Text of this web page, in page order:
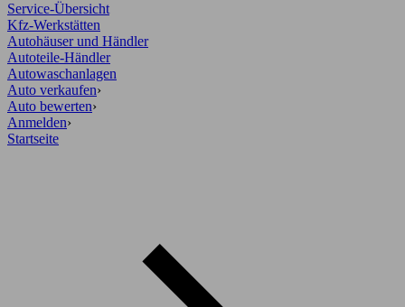
Service-Übersicht
Kfz-Werkstätten
Autohäuser und Händler
Autoteile-Händler
Autowaschanlagen
Auto verkaufen›
Auto bewerten›
Anmelden›
Startseite